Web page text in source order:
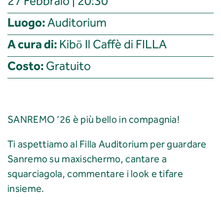
Luogo:Auditorium
A cura di: Kibō Il Caffè di FILLA
Costo:Gratuito
SANREMO ’26 è più bello in compagnia!
Ti aspettiamo al Filla Auditorium per guardare
Sanremo su maxischermo, cantare a
squarciagola, commentare i look e tifare
insieme.